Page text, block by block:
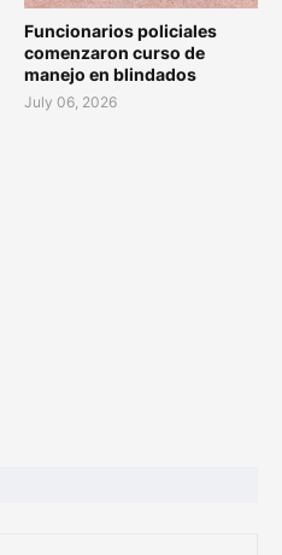
Funcionarios policiales
comenzaron curso de
manejo en blindados
July 06, 2026